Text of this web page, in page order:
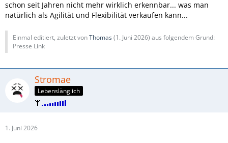
schon seit Jahren nicht mehr wirklich erkennbar... was man
natürlich als Agilität und Flexibilität verkaufen kann...
Einmal editiert, zuletzt vonThomas(1. Juni 2026) aus folgendem Grund:
Presse Link
Stromae
Lebenslänglich
1. Juni 2026